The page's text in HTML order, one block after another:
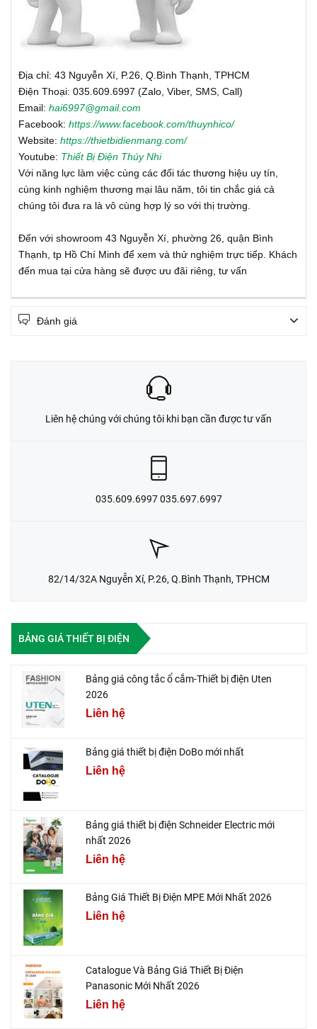
Địa chỉ: 43 Nguyễn Xí, P.26, Q.Bình Thạnh, TPHCM
Điện Thoại: 035.609.6997 (Zalo, Viber, SMS, Call)
Email: hai6997@gmail.com
Facebook: https://www.facebook.com/thuynhico/
Website: https://thietbidienmang.com/
Youtube: Thiết Bị Điện Thúy Nhi
Với năng lực làm việc cùng các đối tác thương hiệu uy tín,
cùng kinh nghiệm thương mại lâu năm, tôi tin chắc giá cả
chúng tôi đưa ra là vô cùng hợp lý so với thị trường.
Đến với showroom 43 Nguyễn Xí, phường 26, quận Bình
Thạnh, tp Hồ Chí Minh để xem và thử nghiệm trực tiếp. Khách
đến mua tại cửa hàng sẽ được ưu đãi riêng, tư vấn
Đánh giá
Liên hệ chúng với chúng tôi khi bạn cần được tư vấn
035.609.6997 035.697.6997
82/14/32A Nguyễn Xí, P.26, Q.Bình Thạnh, TPHCM
BẢNG GIÁ THIẾT BỊ ĐIỆN
Bảng giá công tắc ổ cắm-Thiết bị điện Uten
2026
Liên hệ
Bảng giá thiết bị điện DoBo mới nhất
Liên hệ
Bảng giá thiết bị điện Schneider Electric mới
nhất 2026
Liên hệ
Bảng Giá Thiết Bị Điện MPE Mới Nhất 2026
Liên hệ
Catalogue Và Bảng Giá Thiết Bị Điện
Panasonic Mới Nhất 2026
Liên hệ